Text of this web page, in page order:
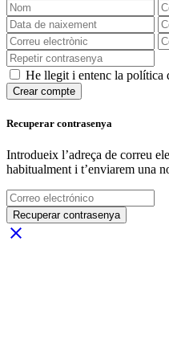
He llegit i entenc la política
Crear compte
Recuperar contrasenya
Introdueix l’adreça de correu
habitualment i t’enviarem una
Recuperar contrasenya
close